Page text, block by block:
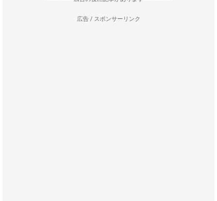
広告 / スポンサーリンク